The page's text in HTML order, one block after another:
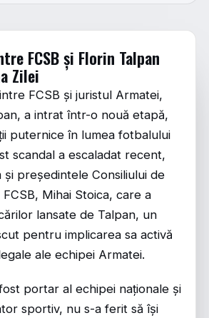
FCSB și Florin Talpan
Zilei
FCSB și juristul Armatei,
a intrat într-o nouă etapă,
puternice în lumea fotbalului
scandal a escaladat recent,
și președintele Consiliului de
Mihai Stoica, care a
lansate de Talpan, un
pentru implicarea sa activă
ale echipei Armatei.
portar al echipei naționale și
sportiv, nu s-a ferit să își